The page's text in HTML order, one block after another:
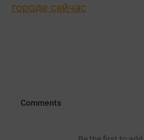
городе сейчас